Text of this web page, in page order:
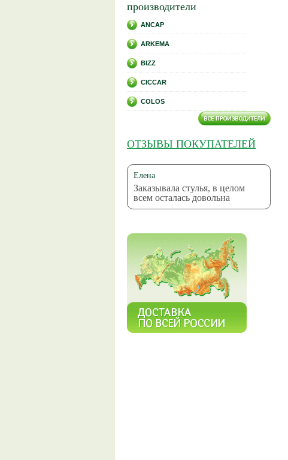
производители
ANCAP
ARKEMA
BIZZ
CICCAR
COLOS
ОТЗЫВЫ ПОКУПАТЕЛЕЙ
Елена
Заказывала стулья, в целом
всем осталась довольна